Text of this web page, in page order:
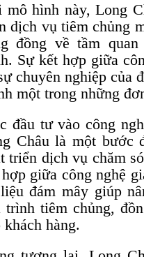
mô hình này, Long
dịch vụ tiêm chủng
đồng về tầm
Sự kết hợp giữa
chuyên nghiệp của
một trong những
đầu tư vào công
Châu là một bước
triển dịch vụ chăm
giữa công nghệ
đám mây giúp
trình tiêm chủng,
khách hàng.